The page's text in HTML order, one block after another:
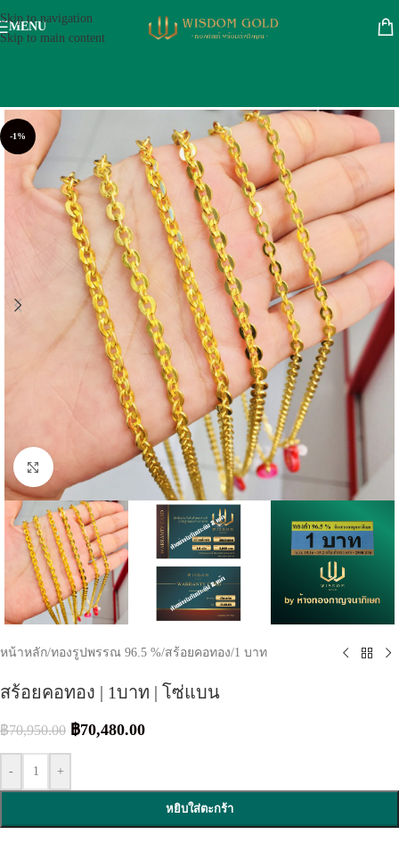
Skip to navigation
Skip to main content
MENU
-1%
Click to enlarge
หน้าหลัก/ทองรูปพรรณ 96.5 %/สร้อยคอทอง/1 บาท
สร้อยคอทอง | 1บาท | โซ่แบน
฿70,950.00 ฿70,480.00
- +
หยิบใส่ตะกร้า